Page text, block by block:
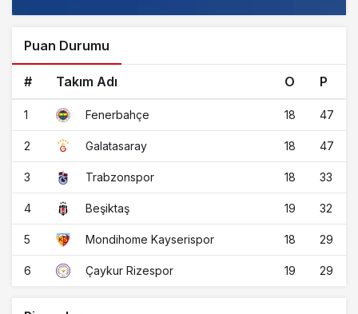
Puan Durumu
# Takım Adı O P
1 Fenerbahçe 18 47
2 Galatasaray 18 47
3 Trabzonspor 18 33
4 Beşiktaş 19 32
5 Mondihome Kayserispor 18 29
6 Çaykur Rizespor 19 29